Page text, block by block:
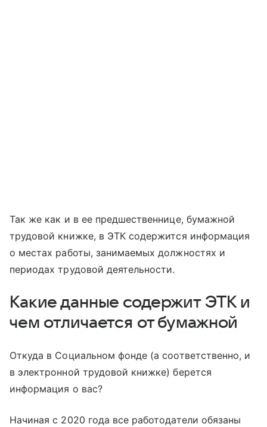
Так же как и в ее предшественнице, бумажной
трудовой книжке, в ЭТК содержится информация
о местах работы, занимаемых должностях и
периодах трудовой деятельности.
Какие данные содержит ЭТК и
чем отличается от бумажной
Откуда в Социальном фонде (а соответственно, и
в электронной трудовой книжке) берется
информация о вас?
Начиная с 2020 года все работодатели обязаны